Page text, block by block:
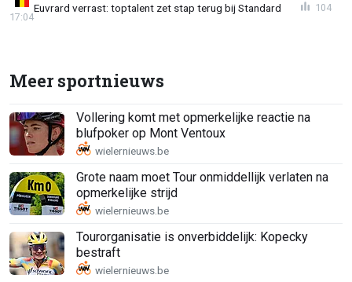
Euvrard verrast: toptalent zet stap terug bij Standard
17:04
104
Meer sportnieuws
Vollering komt met opmerkelijke reactie na
blufpoker op Mont Ventoux
Grote naam moet Tour onmiddellijk verlaten na
opmerkelijke strijd
Tourorganisatie is onverbiddelijk: Kopecky
bestraft